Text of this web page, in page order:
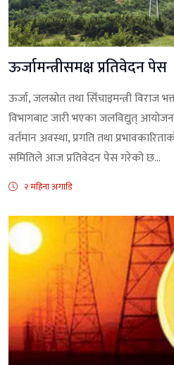
ऊर्जामन्त्रीसमक्ष प्रतिवेदन पेस
ऊर्जा, जलस्रोत तथा सिँचाइमन्त्री विराज
विभागबाट जारी भएका जलविद्युत्
वर्तमान अवस्था, प्रगति तथा
समितिले आज प्रतिवेदन पेस गरेको छ...
२ महिना अगाडि